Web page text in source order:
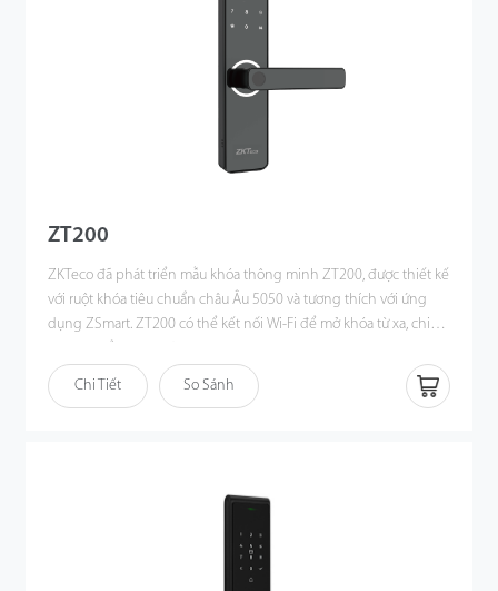
chống phá khóa nhằm tăng cường bảo vệ.
Nhờ công nghệ ZigBee đáng tin cậy, khóa cửa có thể được điều
khiển và giám sát từ xa theo thời gian thực, giúp cải thiện đáng
kể hiệu quả quản lý và bảo trì. Đặc biệt, công nghệ ZigBee còn
ZT200
ZKTeco đã phát triển mẫu khóa thông minh ZT200, được thiết kế
với ruột khóa tiêu chuẩn châu Âu 5050 và tương thích với ứng
dụng ZSmart. ZT200 có thể kết nối Wi-Fi để mở khóa từ xa, chia
cũng như khách truy cập thông qua điện thoại thông minh.
Ngoài ra, khóa còn hỗ trợ nhiều phương thức mở khóa như vân
Chi Tiết So Sánh